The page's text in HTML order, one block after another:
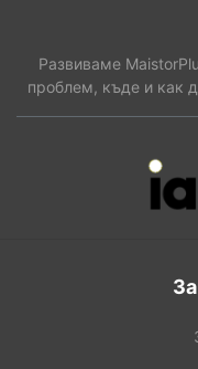
Развиваме
проблем, къде и как